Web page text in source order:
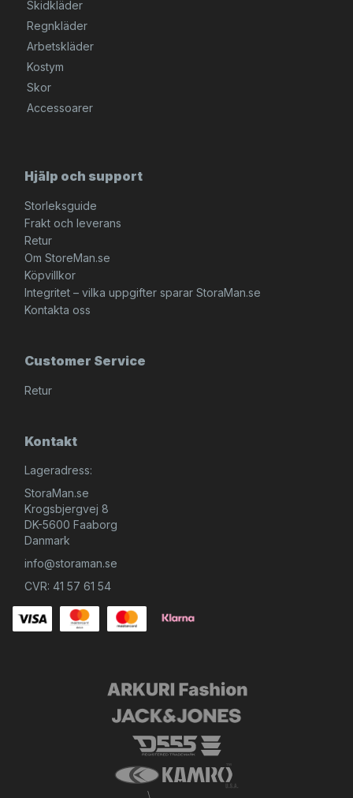
Skidkläder
Regnkläder
Arbetskläder
Kostym
Skor
Accessoarer
Hjälp och support
Storleksguide
Frakt och leverans
Retur
Om StoreMan.se
Köpvillkor
Integritet – vilka uppgifter sparar StoraMan.se
Kontakta oss
Customer Service
Retur
Kontakt
Lageradress:
StoraMan.se
Krogsbjergvej 8
DK-5600 Faaborg
Danmark
info@storaman.se
CVR: 41 57 61 54